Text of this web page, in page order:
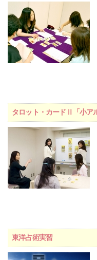
タロット・カードⅡ「小ア
東洋占術実習